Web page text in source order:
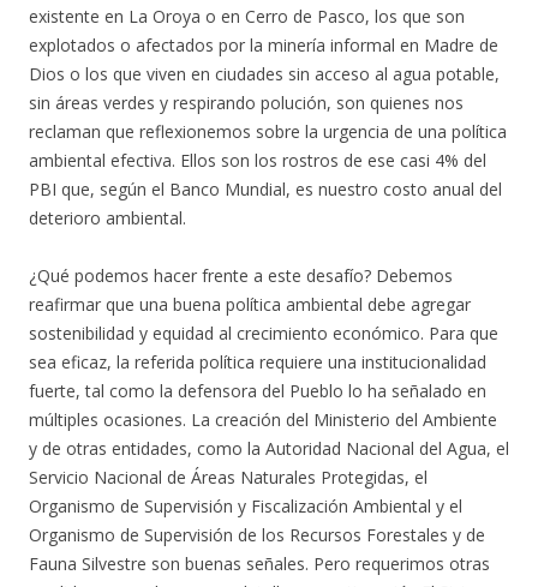
existente en La Oroya o en Cerro de Pasco, los que son
explotados o afectados por la minería informal en Madre de
Dios o los que viven en ciudades sin acceso al agua potable,
sin áreas verdes y respirando polución, son quienes nos
reclaman que reflexionemos sobre la urgencia de una política
ambiental efectiva. Ellos son los rostros de ese casi 4% del
PBI que, según el Banco Mundial, es nuestro costo anual del
deterioro ambiental.
¿Qué podemos hacer frente a este desafío? Debemos
reafirmar que una buena política ambiental debe agregar
sostenibilidad y equidad al crecimiento económico. Para que
sea eficaz, la referida política requiere una institucionalidad
fuerte, tal como la defensora del Pueblo lo ha señalado en
múltiples ocasiones. La creación del Ministerio del Ambiente
y de otras entidades, como la Autoridad Nacional del Agua, el
Servicio Nacional de Áreas Naturales Protegidas, el
Organismo de Supervisión y Fiscalización Ambiental y el
Organismo de Supervisión de los Recursos Forestales y de
Fauna Silvestre son buenas señales. Pero requerimos otras